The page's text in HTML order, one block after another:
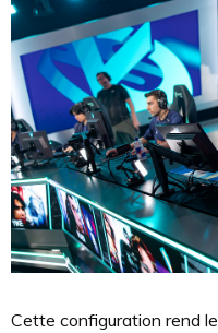
Cette configuration rend